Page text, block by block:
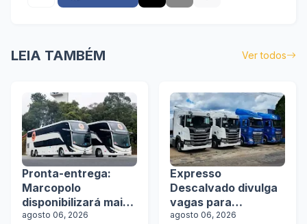
LEIA TAMBÉM Ver todos
Pronta-entrega:
Marcopolo
disponibilizará mais
de 100 ônibus para
agosto 06, 2026
Expresso
Descalvado divulga
vagas para
motoristas
agosto 06, 2026